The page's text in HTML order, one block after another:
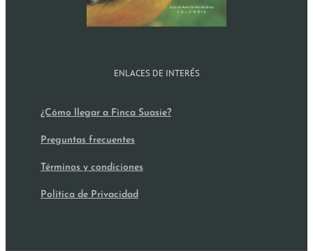
ENLACES DE INTERÉS
¿Cómo llegar a Finca Suasie?
Preguntas frecuentes
Términos y condiciones
Política de Privacidad